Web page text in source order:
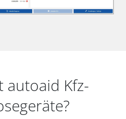
autoaid Kfz-